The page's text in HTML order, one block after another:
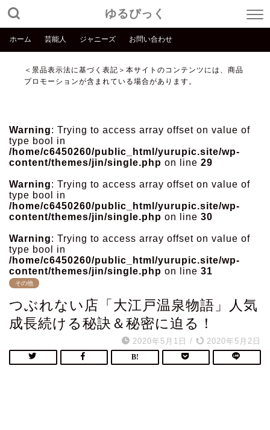
ゆるぴっく
ホーム 芸能人 ジャニーズ お問い合わせ
＜景品表示法に基づく表記＞本サイトのコンテンツには、商品
プロモーションが含まれている場合があります。
Warning: Trying to access array offset on value of
type bool in
/home/c6450260/public_html/yurupic.site/wp-
content/themes/jin/single.php on line 29
Warning: Trying to access array offset on value of
type bool in
/home/c6450260/public_html/yurupic.site/wp-
content/themes/jin/single.php on line 30
Warning: Trying to access array offset on value of
type bool in
/home/c6450260/public_html/yurupic.site/wp-
content/themes/jin/single.php on line 31
その他
つぶれない店「大江戸温泉物語」人気
成長続ける秘訣＆秘密に迫る！
2020年5月1日 / 2020年5月2日